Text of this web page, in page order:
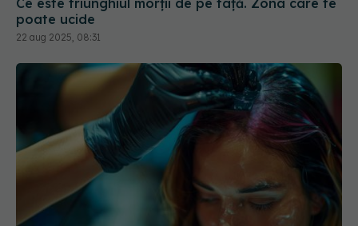
De ce să nu te speli pe cap cu 2–3 zile înainte de
vopsire. Sfaturi pentru o culoare perfectă și un